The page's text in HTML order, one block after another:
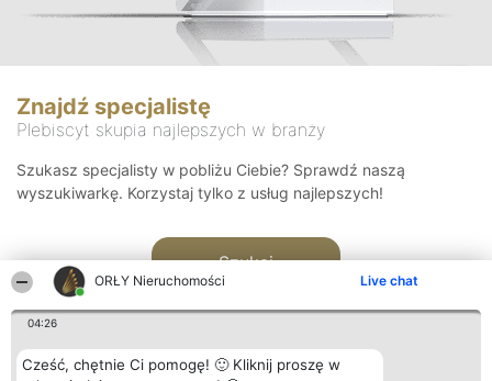
ORŁY Nieruchomości Live chat
04:26
Cześć, chętnie Ci pomogę! 🙂 Kliknij proszę w
Znajdź specjalistę
Plebiscyt skupia najlepszych w branży
Szukasz specjalisty w pobliżu Ciebie? Sprawdź naszą
wyszukiwarkę. Korzystaj tylko z usług najlepszych!
Szukaj